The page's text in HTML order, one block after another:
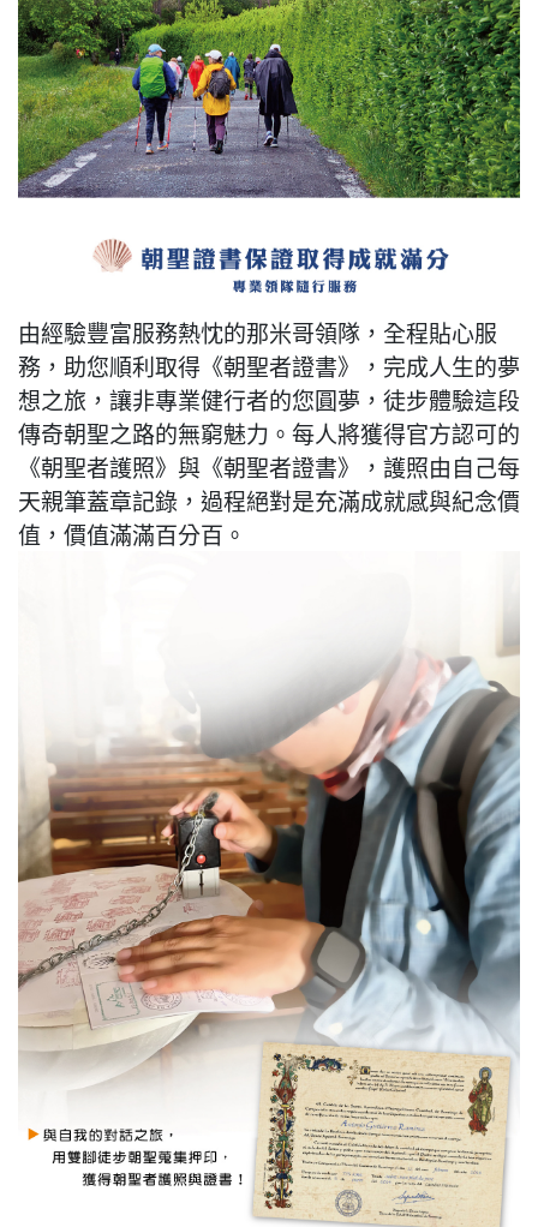
由經驗豐富服務熱忱的那米哥領隊，全程貼心服
務，助您順利取得《朝聖者證書》，完成人生的夢
想之旅，讓非專業健行者的您圓夢，徒步體驗這段
傳奇朝聖之路的無窮魅力。每人將獲得官方認可的
《朝聖者護照》與《朝聖者證書》，護照由自己每
天親筆蓋章記錄，過程絕對是充滿成就感與紀念價
值，價值滿滿百分百。